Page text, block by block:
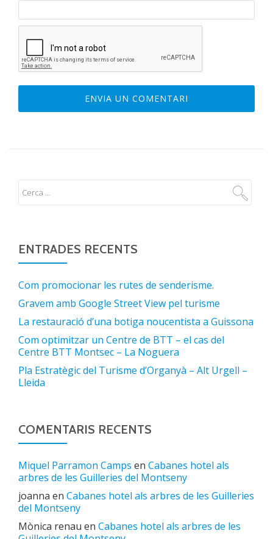
ENTRADES RECENTS
Com promocionar les rutes de senderisme.
Gravem amb Google Street View pel turisme
La restauració d’una botiga noucentista a Guissona
Com optimitzar un Centre de BTT – el cas del
Centre BTT Montsec – La Noguera
Pla Estratègic del Turisme d’Organyà – Alt Urgell –
Lleida
COMENTARIS RECENTS
Miquel Parramon Camps en Cabanes hotel als
arbres de les Guilleries del Montseny
joanna en Cabanes hotel als arbres de les Guilleries
del Montseny
Mònica renau en Cabanes hotel als arbres de les